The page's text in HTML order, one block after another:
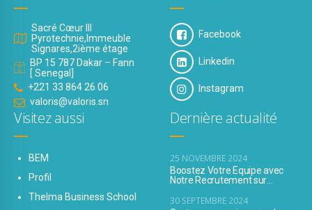
Sacré Cœur III
Pyrotechnie,Immeuble
Signares,2ième étage
BP 15 787 Dakar – Fann
[ Senegal]
+221 33 864 26 06
valoris@valoris.sn
Facebook
Linkedin
Instagram
Visitez aussi
BEM
Profil
Thelma Business School
Dernière actualité
25 NOVEMBRE 2024
Boostez Votre Équipe avec
Notre Recrutement sur
30 SEPTEMBRE 2024